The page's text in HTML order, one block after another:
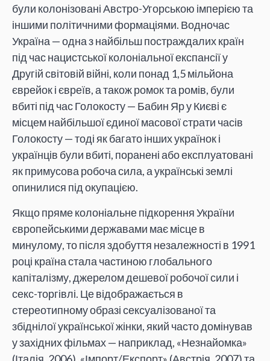
були колонізовані Австро-Угорською імперією та
іншими політичними формаціями. Водночас
Україна — одна з найбільш постраждалих країн
під час нацистської колоніальної експансії у
Другій світовій війні, коли понад 1,5 мільйона
єврейок і євреїв, а також ромок та ромів, були
вбиті під час Голокосту — Бабин Яр у Києві є
місцем найбільшої єдиної масової страти часів
Голокосту — тоді як багато інших українок і
українців були вбиті, поранені або експлуатовані
як примусова робоча сила, а українські землі
опинилися під окупацією.
Якщо пряме колоніальне підкорення України
європейськими державами має місце в
минулому, то після здобуття незалежності в 1991
році країна стала частиною глобального
капіталізму, джерелом дешевої робочої сили і
секс-торгівлі. Це відображається в
стереотипному образі сексуалізованої та
збіднілої української жінки, який часто домінував
у західних фільмах — наприклад, «Незнайомка»